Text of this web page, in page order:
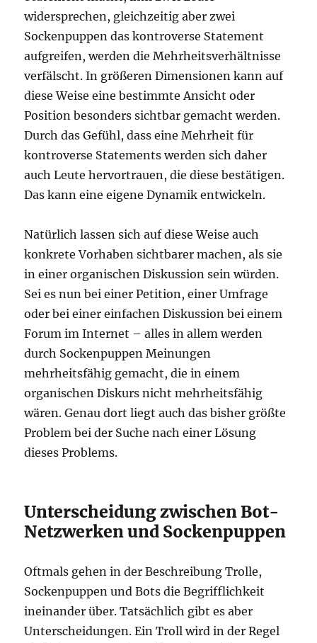
widersprechen, gleichzeitig aber zwei
Sockenpuppen das kontroverse Statement
aufgreifen, werden die Mehrheitsverhältnisse
verfälscht. In größeren Dimensionen kann auf
diese Weise eine bestimmte Ansicht oder
Position besonders sichtbar gemacht werden.
Durch das Gefühl, dass eine Mehrheit für
kontroverse Statements werden sich daher
auch Leute hervortrauen, die diese bestätigen.
Das kann eine eigene Dynamik entwickeln.
Natürlich lassen sich auf diese Weise auch
konkrete Vorhaben sichtbarer machen, als sie
in einer organischen Diskussion sein würden.
Sei es nun bei einer Petition, einer Umfrage
oder bei einer einfachen Diskussion bei einem
Forum im Internet – alles in allem werden
durch Sockenpuppen Meinungen
mehrheitsfähig gemacht, die in einem
organischen Diskurs nicht mehrheitsfähig
wären. Genau dort liegt auch das bisher größte
Problem bei der Suche nach einer Lösung
dieses Problems.
Unterscheidung zwischen Bot-
Netzwerken und Sockenpuppen
Oftmals gehen in der Beschreibung Trolle,
Sockenpuppen und Bots die Begrifflichkeit
ineinander über. Tatsächlich gibt es aber
Unterscheidungen. Ein Troll wird in der Regel